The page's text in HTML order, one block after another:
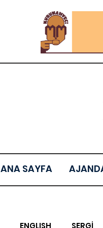
ANA SAYFA
ENGLISH SERGİ